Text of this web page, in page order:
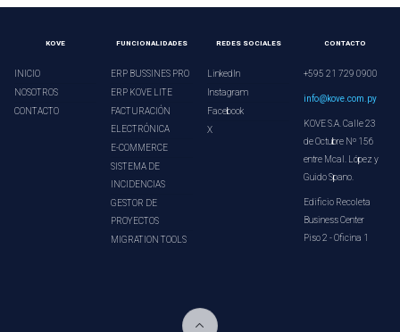
KOVE
INICIO
NOSOTROS
CONTACTO
FUNCIONALIDADES
ERP BUSSINES PRO
ERP KOVE LITE
FACTURACIÓN
ELECTRÓNICA
E-COMMERCE
SISTEMA DE
INCIDENCIAS
GESTOR DE
PROYECTOS
MIGRATION TOOLS
REDES SOCIALES
LinkedIn
Instagram
Facebook
X
CONTACTO
+595 21 729 0900
info@kove.com.py
KOVE S.A. Calle 23
de Octubre Nº 156
entre Mcal. López y
Guido Spano.
Edificio Recoleta
Business Center
Piso 2 - Oficina 1